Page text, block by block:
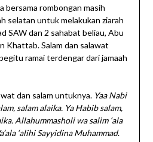
bersama rombongan masih
selatan untuk melakukan ziarah
SAW dan 2 sahabat beliau, Abu
Khattab. Salam dan salawat
ramai terdengar dari jamaah
dan salam untuknya. Yaa Nabi
salam alaika. Ya Habib salam,
Allahummasholi wa salim ‘ala
‘alihi Sayyidina Muhammad.